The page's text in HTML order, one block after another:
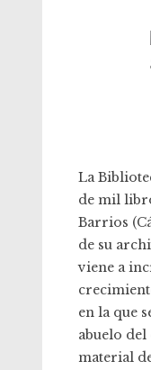
La
de mil
Barrios
de su
viene a
en la que
abuelo
material